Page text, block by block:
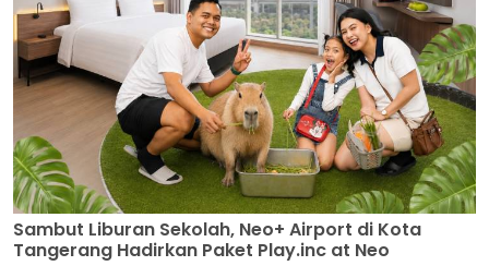
Sambut Liburan Sekolah, Neo+ Airport di Kota
Tangerang Hadirkan Paket Play.inc at Neo